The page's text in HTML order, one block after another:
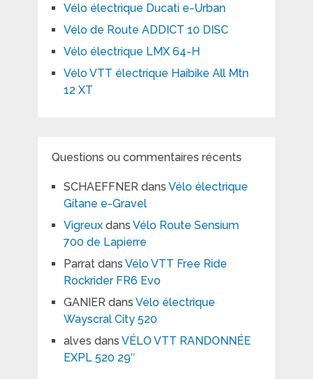
Vélo électrique Ducati e-Urban
Vélo de Route ADDICT 10 DISC
Vélo électrique LMX 64-H
Vélo VTT électrique Haibike All Mtn
12 XT
Questions ou commentaires récents
SCHAEFFNER dans Vélo électrique
Gitane e-Gravel
Vigreuxdans Vélo Route Sensium
700 de Lapierre
Parratdans Vélo VTT Free Ride
Rockrider FR6 Evo
GANIER dans Vélo électrique
Wayscral City 520
alves dans VÉLO VTT RANDONNÉE
EXPL 520 29″